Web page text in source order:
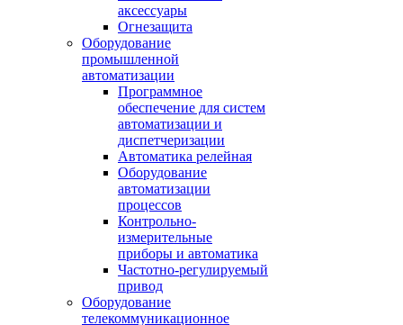
аксессуары
Огнезащита
Оборудование
промышленной
автоматизации
Программное
обеспечение для систем
автоматизации и
диспетчеризации
Автоматика релейная
Оборудование
автоматизации
процессов
Контрольно-
измерительные
приборы и автоматика
Частотно-регулируемый
привод
Оборудование
телекоммуникационное